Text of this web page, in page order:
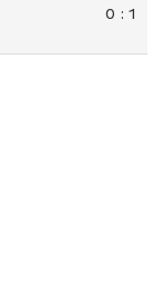
0 : 1